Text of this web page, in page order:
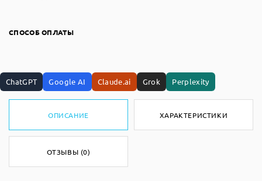
СПОСОБ ОПЛАТЫ
ChatGPT Google AI Claude.ai Grok Perplexity
ОПИСАНИЕ ХАРАКТЕРИСТИКИ
ОТЗЫВЫ (0)